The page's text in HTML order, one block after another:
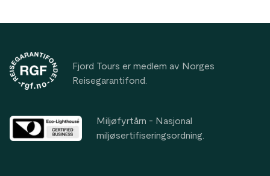
Fjord Tours er medlem av Norges
Reisegarantifond.
Miljøfyrtårn - Nasjonal
miljøsertifiseringsordning.